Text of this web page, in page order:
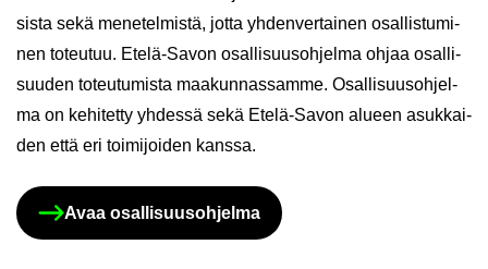
sis­ta sekä me­ne­tel­mis­tä, jotta yh­den­ver­tai­nen osal­lis­tu­mi­
nen to­teu­tuu. Etelä-​Savon osal­li­suus­oh­jel­ma ohjaa osal­li­
suu­den to­teu­tu­mis­ta maa­kun­nas­sam­me. Osal­li­suus­oh­jel­
ma on ke­hi­tet­ty yh­des­sä sekä Etelä-​Savon alu­een asuk­kai­
den että eri toi­mi­joi­den kans­sa.
Avaa osal­li­suus­oh­jel­ma